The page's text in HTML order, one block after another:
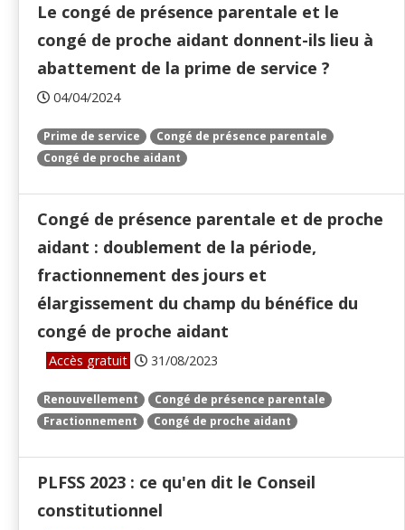
Le congé de présence parentale et le
congé de proche aidant donnent-ils lieu à
abattement de la prime de service ?
04/04/2024
Prime de service
Congé de présence parentale
Congé de proche aidant
Congé de présence parentale et de proche
aidant : doublement de la période,
fractionnement des jours et
élargissement du champ du bénéfice du
congé de proche aidant
Accès gratuit 31/08/2023
Renouvellement
Congé de présence parentale
Fractionnement
Congé de proche aidant
PLFSS 2023 : ce qu'en dit le Conseil
constitutionnel